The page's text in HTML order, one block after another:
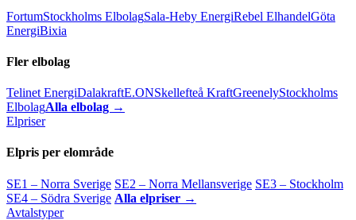
FortumStockholms ElbolagSala-Heby EnergiRebel ElhandelGöta
EnergiBixia
Fler elbolag
Telinet EnergiDalakraftE.ONSkellefteå KraftGreenelyStockholms
ElbolagAlla elbolag →
Elpriser
Elpris per elområde
SE1 – Norra Sverige SE2 – Norra Mellansverige SE3 – Stockholm
SE4 – Södra Sverige Alla elpriser →
Avtalstyper